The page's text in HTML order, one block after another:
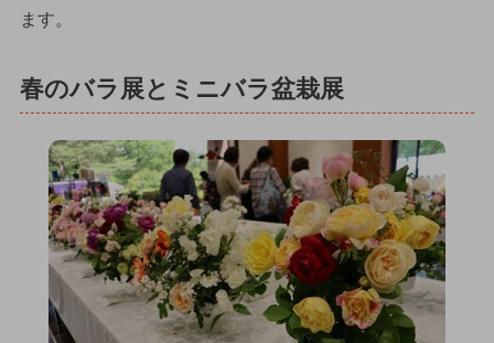
ます。
春のバラ展とミニバラ盆栽展